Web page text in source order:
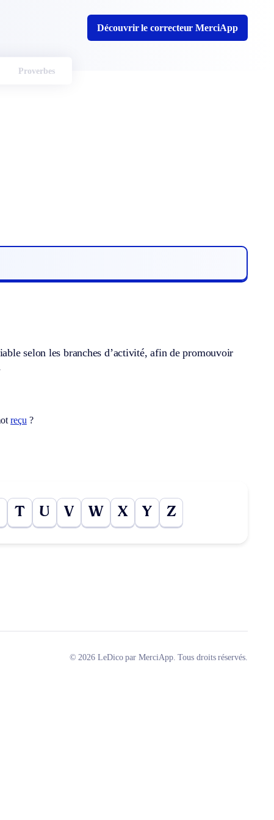
Découvrir le correcteur MerciApp
Proverbes
selon les branches d’activité, afin de promouvoir
reçu ?
T U V W X Y Z
© 2026 LeDico par MerciApp. Tous droits réservés.